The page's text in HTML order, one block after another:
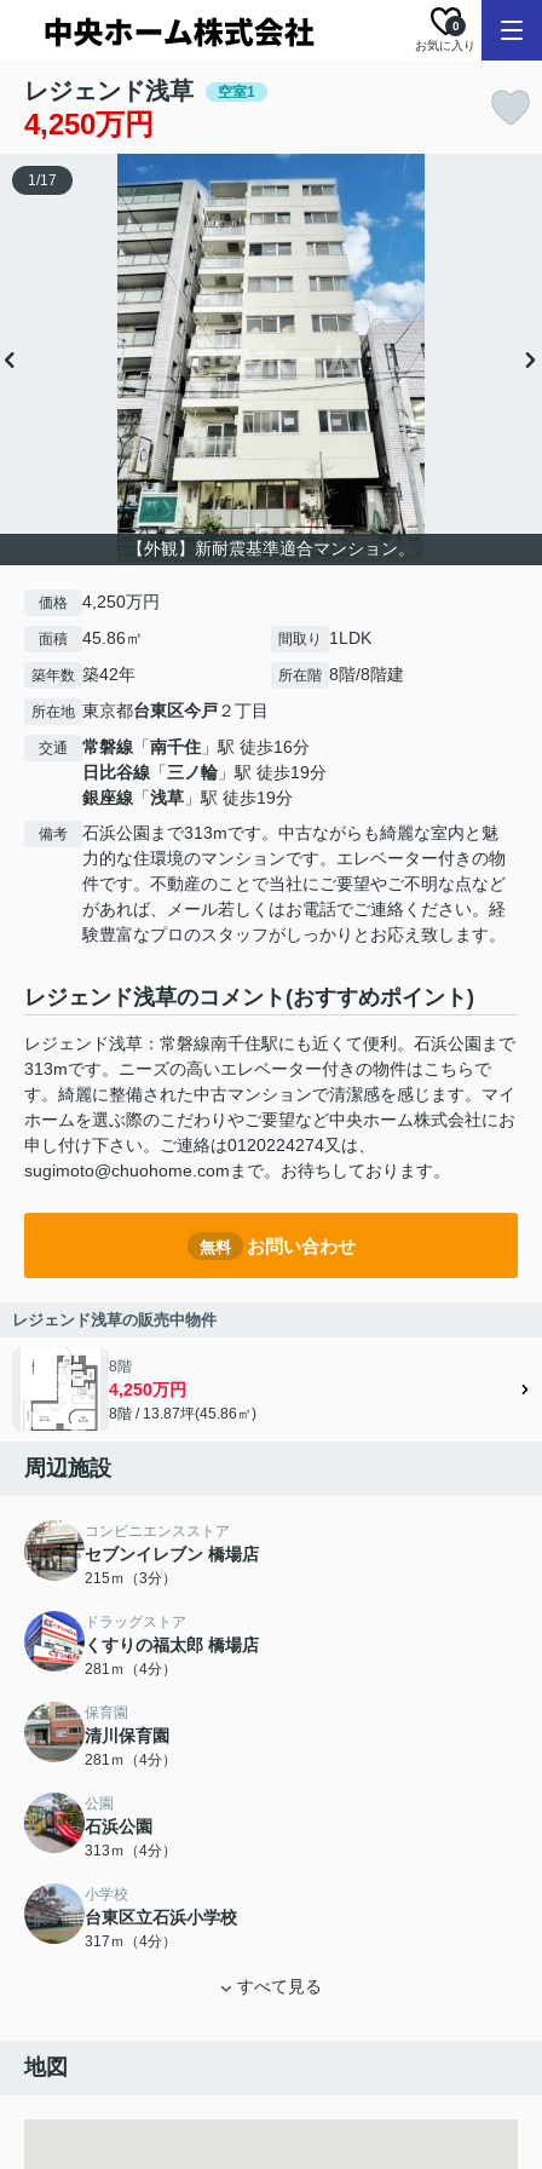
お気に入り
0
レジェンド浅草 空室1
4,250万円
【外観】新耐震基準適合マンション。
1/17
価格 4,250万円
面積 45.86㎡ 間取り 1LDK
築年数 築42年 所在階 8階/8階建
所在地 東京都台東区今戸２丁目
交通 常磐線 「南千住 」駅 徒歩16分
日比谷線 「三ノ輪 」駅 徒歩19分
銀座線 「浅草 」駅 徒歩19分
備考
石浜公園まで313mです。中古ながらも綺麗な室内と魅
力的な住環境のマンションです。エレベーター付きの物
件です。不動産のことで当社にご要望やご不明な点など
があれば、メール若しくはお電話でご連絡ください。経
験豊富なプロのスタッフがしっかりとお応え致します。
レジェンド浅草のコメント(おすすめポイント)
レジェンド浅草：常磐線南千住駅にも近くて便利。石浜公園まで
313mです。ニーズの高いエレベーター付きの物件はこちらで
す。綺麗に整備された中古マンションで清潔感を感じます。マイ
ホームを選ぶ際のこだわりやご要望など中央ホーム株式会社にお
申し付け下さい。ご連絡は0120224274又は、
sugimoto@chuohome.comまで。お待ちしております。
無料 お問い合わせ
レジェンド浅草の販売中物件
8階
4,250万円
8階 / 13.87坪(45.86㎡)
周辺施設
コンビニエンスストア
セブンイレブン 橋場店
215ｍ（3分）
ドラッグストア
くすりの福太郎 橋場店
281ｍ（4分）
保育園
清川保育園
281ｍ（4分）
公園
石浜公園
313ｍ（4分）
小学校
台東区立石浜小学校
317ｍ（4分）
すべて見る
地図